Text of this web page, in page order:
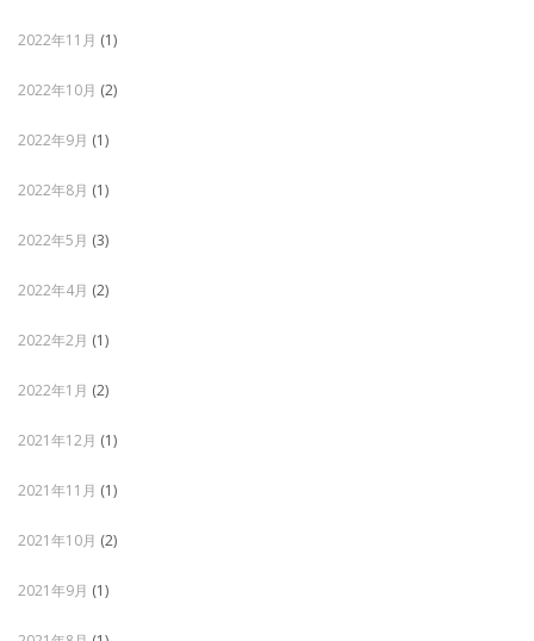
2022年11月 (1)
2022年10月 (2)
2022年9月 (1)
2022年8月 (1)
2022年5月 (3)
2022年4月 (2)
2022年2月 (1)
2022年1月 (2)
2021年12月 (1)
2021年11月 (1)
2021年10月 (2)
2021年9月 (1)